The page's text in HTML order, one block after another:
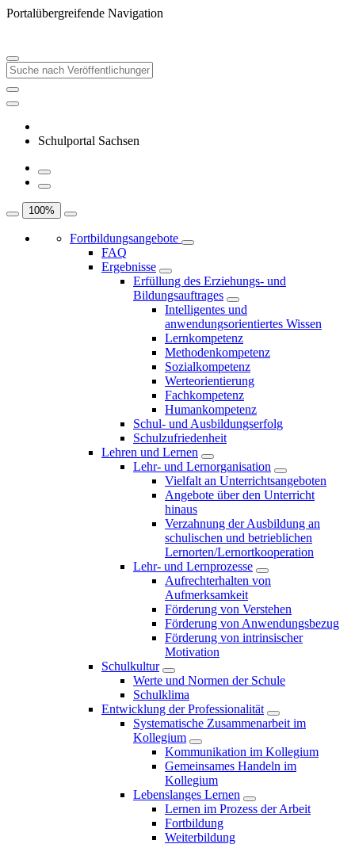
Portalübergreifende Navigation
Schulportal Sachsen
100%
Fortbildungsangebote
FAQ
Ergebnisse
Erfüllung des Erziehungs- und
Bildungsauftrages
Intelligentes und
anwendungsorientiertes Wissen
Lernkompetenz
Methodenkompetenz
Sozialkompetenz
Werteorientierung
Fachkompetenz
Humankompetenz
Schul- und Ausbildungserfolg
Schulzufriedenheit
Lehren und Lernen
Lehr- und Lernorganisation
Vielfalt an Unterrichtsangeboten
Angebote über den Unterricht
hinaus
Verzahnung der Ausbildung an
schulischen und betrieblichen
Lernorten/Lernortkooperation
Lehr- und Lernprozesse
Aufrechterhalten von
Aufmerksamkeit
Förderung von Verstehen
Förderung von Anwendungsbezug
Förderung von intrinsischer
Motivation
Schulkultur
Werte und Normen der Schule
Schulklima
Entwicklung der Professionalität
Systematische Zusammenarbeit im
Kollegium
Kommunikation im Kollegium
Gemeinsames Handeln im
Kollegium
Lebenslanges Lernen
Lernen im Prozess der Arbeit
Fortbildung
Weiterbildung